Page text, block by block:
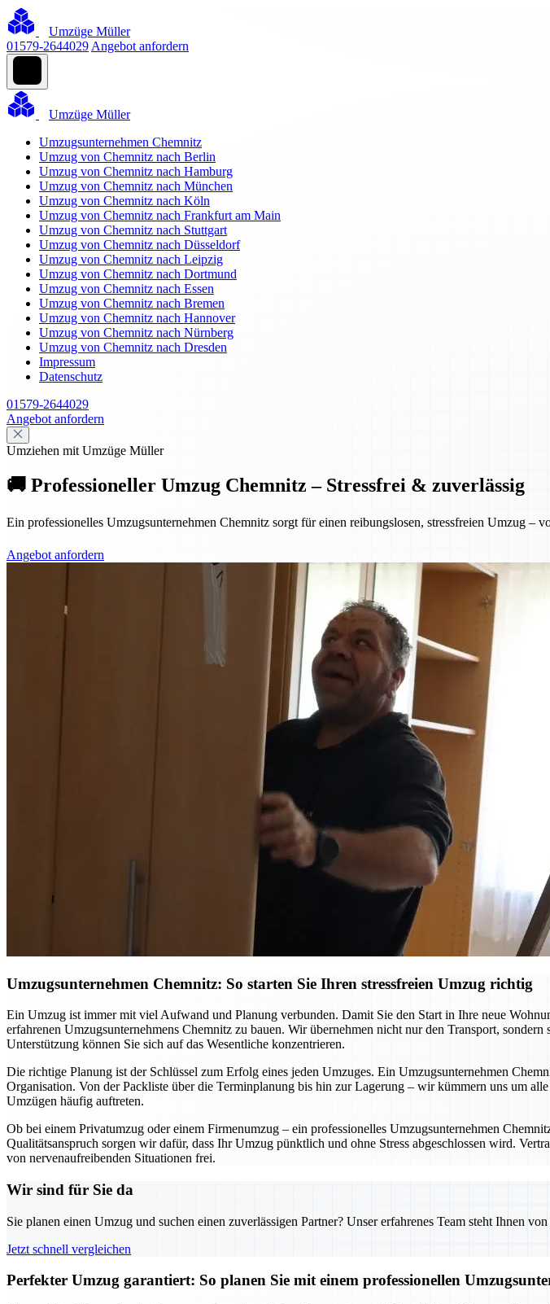
Umzüge Müller
01579-2644029 Angebot anfordern
Umzüge Müller
Umzugsunternehmen Chemnitz
Umzug von Chemnitz nach Berlin
Umzug von Chemnitz nach Hamburg
Umzug von Chemnitz nach München
Umzug von Chemnitz nach Köln
Umzug von Chemnitz nach Frankfurt am Main
Umzug von Chemnitz nach Stuttgart
Umzug von Chemnitz nach Düsseldorf
Umzug von Chemnitz nach Leipzig
Umzug von Chemnitz nach Dortmund
Umzug von Chemnitz nach Essen
Umzug von Chemnitz nach Bremen
Umzug von Chemnitz nach Hannover
Umzug von Chemnitz nach Nürnberg
Umzug von Chemnitz nach Dresden
Impressum
Datenschutz
01579-2644029
Angebot anfordern
Umziehen mit Umzüge Müller
🚚 Professioneller Umzug Chemnitz – Stressfrei & zuverlässig
Ein professionelles Umzugsunternehmen Chemnitz sorgt für einen reibungslosen, stressfreien Umzug
Angebot anfordern
Umzugsunternehmen Chemnitz: So starten Sie Ihren stressfreien Umzug richtig
Ein Umzug ist immer mit viel Aufwand und Planung verbunden. Damit Sie den Start in Ihre neue
erfahrenen Umzugsunternehmens Chemnitz zu bauen. Wir übernehmen nicht nur den Transport,
Unterstützung können Sie sich auf das Wesentliche konzentrieren.
Die richtige Planung ist der Schlüssel zum Erfolg eines jeden Umzuges. Ein Umzugsunternehmen
Organisation. Von der Packliste über die Terminplanung bis hin zur Lagerung – wir kümmern uns um
Umzügen häufig auftreten.
Ob bei einem Privatumzug oder einem Firmenumzug – ein professionelles Umzugsunternehmen
Qualitätsanspruch sorgen wir dafür, dass Ihr Umzug pünktlich und ohne Stress abgeschlossen wird.
von nervenaufreibenden Situationen frei.
Wir sind für Sie da
Sie planen einen Umzug und suchen einen zuverlässigen Partner? Unser erfahrenes Team steht Ihnen
Jetzt schnell vergleichen
Perfekter Umzug garantiert: So planen Sie mit einem professionellen